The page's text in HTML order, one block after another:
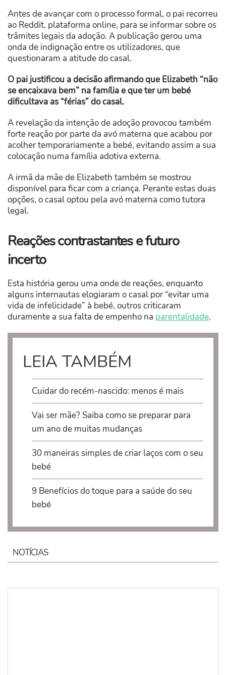
Antes de avançar com o processo formal, o pai recorreu
ao Reddit, plataforma online, para se informar sobre os
trâmites legais da adoção. A publicação gerou uma
onda de indignação entre os utilizadores, que
questionaram a atitude do casal.
O pai justificou a decisão afirmando que Elizabeth “não
se encaixava bem” na família e que ter um bebé
dificultava as “férias” do casal.
A revelação da intenção de adoção provocou também
forte reação por parte da avó materna que acabou por
acolher temporariamente a bebé, evitando assim a sua
colocação numa família adotiva externa.
A irmã da mãe de Elizabeth também se mostrou
disponível para ficar com a criança. Perante estas duas
opções, o casal optou pela avó materna como tutora
legal.
Reações contrastantes e futuro
incerto
Esta história gerou uma onde de reações, enquanto
alguns internautas elogiaram o casal por “evitar uma
vida de infelicidade” à bebé, outros criticaram
duramente a sua falta de empenho na parentalidade.
LEIA TAMBÉM
Cuidar do recém-nascido: menos é mais
Vai ser mãe? Saiba como se preparar para
um ano de muitas mudanças
30 maneiras simples de criar laços com o seu
bebé
9 Benefícios do toque para a saúde do seu
bebé
NOTÍCIAS